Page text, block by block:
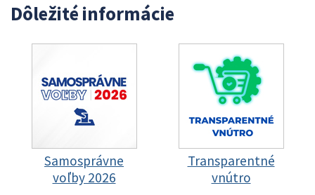
Dôležité informácie
Samosprávne
voľby 2026
Transparentné
vnútro